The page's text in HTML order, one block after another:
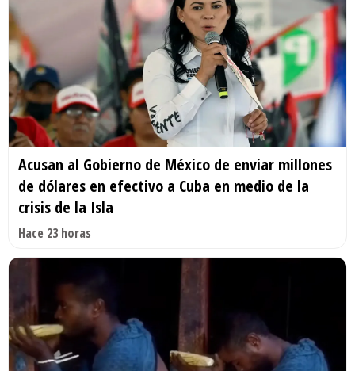
Acusan al Gobierno de México de enviar millones
de dólares en efectivo a Cuba en medio de la
crisis de la Isla
Hace 23 horas